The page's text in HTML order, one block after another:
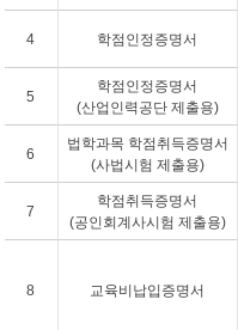
4 학점인정증명서
5
학점인정증명서
(산업인력공단 제출용)
6
법학과목 학점취득증명서
(사법시험 제출용)
7
학점취득증명서
(공인회계사시험 제출용)
8 교육비납입증명서